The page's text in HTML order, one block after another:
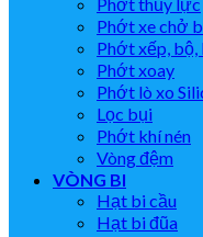
Phớt xe chở
Phớt xếp, bộ,
Phớt xoay
Phớt lò xo
Lọc bụi
Phớt khí nén
Vòng đệm
VÒNG BI
Hạt bi cầu
Hạt bi đũa